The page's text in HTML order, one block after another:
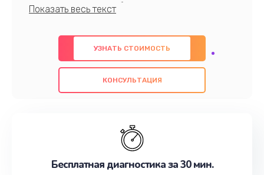
профессионалов с обширными знаниями и
предлагаем быстрый и качественный ремонт с
использованием оригинальных компонентов, а
также гарантируем качество всех
проведенных работ. Наша цель - предоставить
наилучшим образом. Не медлите записаться на
УЗНАТЬ СТОИМОСТЬ
КОНСУЛЬТАЦИЯ
Бесплатная диагностика за 30 мин.